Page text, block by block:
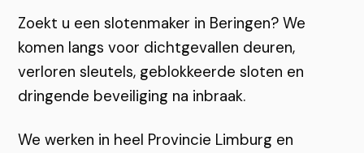
Zoekt u een slotenmaker in Beringen? We
komen langs voor dichtgevallen deuren,
verloren sleutels, geblokkeerde sloten en
dringende beveiliging na inbraak.
We werken in heel Provincie Limburg en